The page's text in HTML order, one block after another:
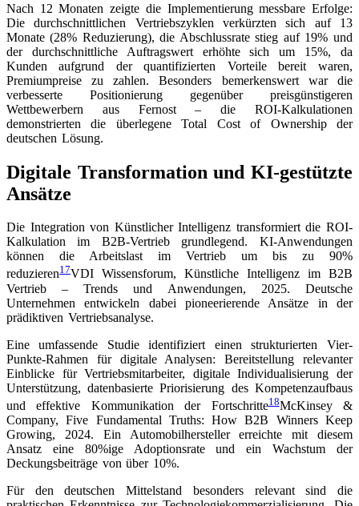
Nach 12 Monaten zeigte die Implementierung messbare Erfolge:
Die durchschnittlichen Vertriebszyklen verkürzten sich auf 13
Monate (28% Reduzierung), die Abschlussrate stieg auf 19% und
der durchschnittliche Auftragswert erhöhte sich um 15%, da
Kunden aufgrund der quantifizierten Vorteile bereit waren,
Premiumpreise zu zahlen. Besonders bemerkenswert war die
verbesserte Positionierung gegenüber preisgünstigeren
Wettbewerbern aus Fernost – die ROI-Kalkulationen
demonstrierten die überlegene Total Cost of Ownership der
deutschen Lösung.
Digitale Transformation und KI-gestützte
Ansätze
Die Integration von Künstlicher Intelligenz transformiert die ROI-
Kalkulation im B2B-Vertrieb grundlegend. KI-Anwendungen
können die Arbeitslast im Vertrieb um bis zu 90%
reduzieren17VDI Wissensforum, Künstliche Intelligenz im B2B
Vertrieb – Trends und Anwendungen, 2025. Deutsche
Unternehmen entwickeln dabei pioneerierende Ansätze in der
prädiktiven Vertriebsanalyse.
Eine umfassende Studie identifiziert einen strukturierten Vier-
Punkte-Rahmen für digitale Analysen: Bereitstellung relevanter
Einblicke für Vertriebsmitarbeiter, digitale Individualisierung der
Unterstützung, datenbasierte Priorisierung des Kompetenzaufbaus
und effektive Kommunikation der Fortschritte18McKinsey &
Company, Five Fundamental Truths: How B2B Winners Keep
Growing, 2024. Ein Automobilhersteller erreichte mit diesem
Ansatz eine 80%ige Adoptionsrate und ein Wachstum der
Deckungsbeiträge von über 10%.
Für den deutschen Mittelstand besonders relevant sind die